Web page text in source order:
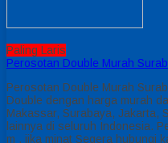
Paling Laris
Perosotan Double Murah
Perosotan Double Murah
Double dengan harga murah
Makassar, Surabaya, Jakarta,
lainnya di seluruh Indonesia.
m , jika minat Segera hubungi